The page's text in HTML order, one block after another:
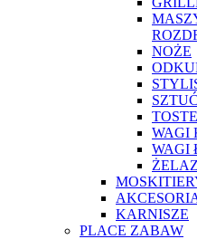
NOŻE
WAGI
WAGI
KARNISZE
PLACE ZABAW